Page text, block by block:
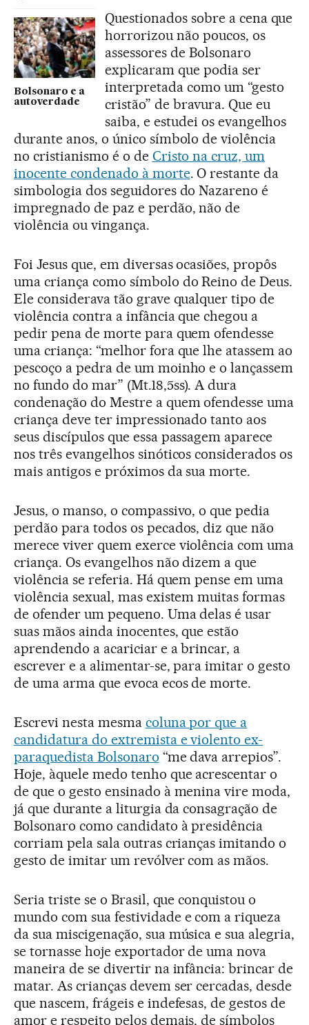
Bolsonaro e a
autoverdade
Questionados sobre a cena que
horrorizou não poucos, os
assessores de Bolsonaro
explicaram que podia ser
interpretada como um “gesto
cristão” de bravura. Que eu
saiba, e estudei os evangelhos
durante anos, o único símbolo de violência
no cristianismo é o de Cristo na cruz, um
inocente condenado à morte. O restante da
simbologia dos seguidores do Nazareno é
impregnado de paz e perdão, não de
violência ou vingança.
Foi Jesus que, em diversas ocasiões, propôs
uma criança como símbolo do Reino de Deus.
Ele considerava tão grave qualquer tipo de
violência contra a infância que chegou a
pedir pena de morte para quem ofendesse
uma criança: “melhor fora que lhe atassem ao
pescoço a pedra de um moinho e o lançassem
no fundo do mar” (Mt.18,5ss). A dura
condenação do Mestre a quem ofendesse uma
criança deve ter impressionado tanto aos
seus discípulos que essa passagem aparece
nos três evangelhos sinóticos considerados os
mais antigos e próximos da sua morte.
Jesus, o manso, o compassivo, o que pedia
perdão para todos os pecados, diz que não
merece viver quem exerce violência com uma
criança. Os evangelhos não dizem a que
violência se referia. Há quem pense em uma
violência sexual, mas existem muitas formas
de ofender um pequeno. Uma delas é usar
suas mãos ainda inocentes, que estão
aprendendo a acariciar e a brincar, a
escrever e a alimentar-se, para imitar o gesto
de uma arma que evoca ecos de morte.
Escrevi nesta mesma coluna por que a
candidatura do extremista e violento ex-
paraquedista Bolsonaro “me dava arrepios”.
Hoje, àquele medo tenho que acrescentar o
de que o gesto ensinado à menina vire moda,
já que durante a liturgia da consagração de
Bolsonaro como candidato à presidência
corriam pela sala outras crianças imitando o
gesto de imitar um revólver com as mãos.
Seria triste se o Brasil, que conquistou o
mundo com sua festividade e com a riqueza
da sua miscigenação, sua música e sua alegria,
se tornasse hoje exportador de uma nova
maneira de se divertir na infância: brincar de
matar. As crianças devem ser cercadas, desde
que nascem, frágeis e indefesas, de gestos de
amor e respeito pelos demais, de símbolos